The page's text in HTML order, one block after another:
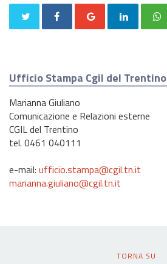
Ufficio Stampa Cgil del Trentino
Marianna Giuliano
Comunicazione e Relazioni esterne
CGIL del Trentino
tel. 0461 040111
e-mail: ufficio.stampa@cgil.tn.it
marianna.giuliano@cgil.tn.it
TORNA SU